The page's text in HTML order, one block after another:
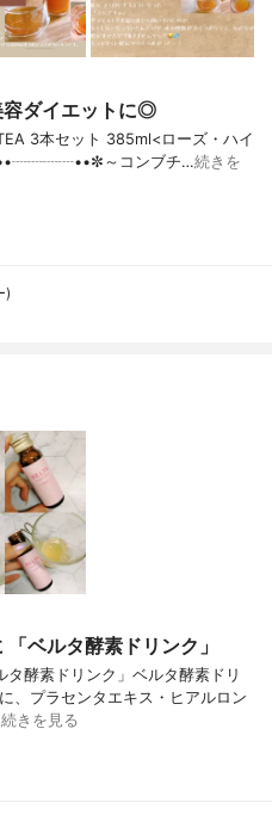
容ダイエットに◎
3本セット 385ml<ローズ・ハイ
～コンブチ…続きを
)
ベルタ酵素ドリンク」
酵素ドリンク」ベルタ酵素ドリ
、プラセンタエキス・ヒアルロン
続きを見る